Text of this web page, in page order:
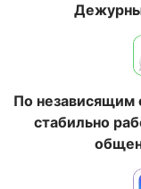
По независящим
стабильно